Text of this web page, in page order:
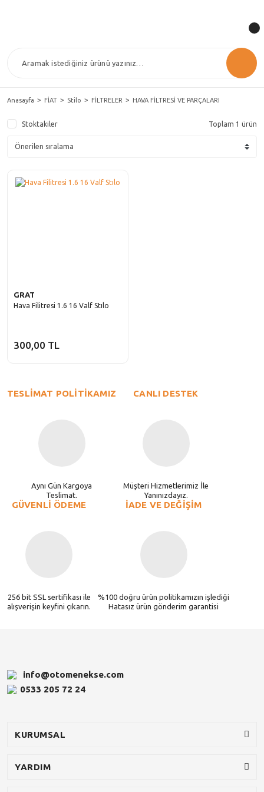
Anasayfa FİAT Stilo FİLTRELER HAVA FİLTRESİ VE PARÇALARI
Stoktakiler Toplam 1 ürün
GRAT
Hava Filitresi 1.6 16 Valf Stılo
300,00 TL
TESLİMAT POLİTİKAMIZ
Aynı Gün Kargoya
Teslimat.
CANLI DESTEK
Müşteri Hizmetlerimiz İle
Yanınızdayız.
GÜVENLİ ÖDEME
256 bit SSL sertifikası ile
alışverişin keyfini çıkarın.
İADE VE DEĞİŞİM
%100 doğru ürün politikamızın işlediği
Hatasız ürün gönderim garantisi
info@otomenekse.com
0533 205 72 24
KURUMSAL
YARDIM